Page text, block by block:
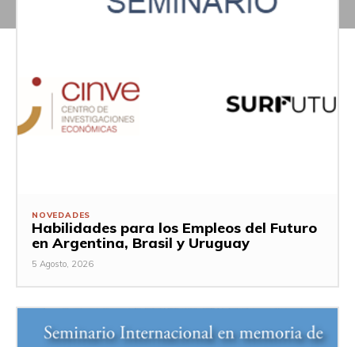
NOVEDADES
Habilidades para los Empleos del Futuro
en Argentina, Brasil y Uruguay
5 Agosto, 2026